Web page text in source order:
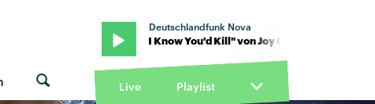
Deutschlandfunk Nova
Joy Crookes · "I Know You'd Kill" von Joy Crookes · "I Know You'd
Live Playlist